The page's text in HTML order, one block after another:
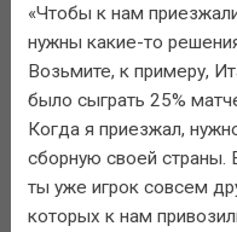
«Чтобы к нам
нужны какие-то
Возьмите, к примеру,
было сыграть 25%
Когда я приезжал,
сборную своей страны.
ты уже игрок совсем
которых к нам